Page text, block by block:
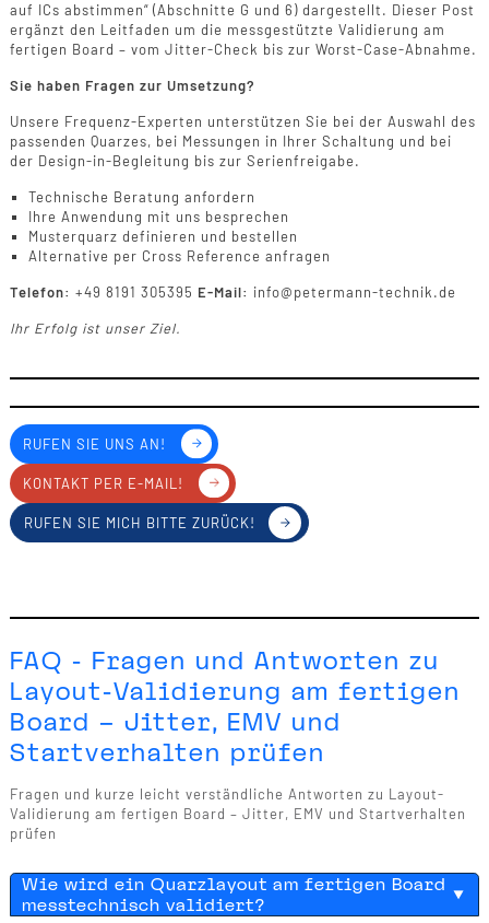
auf ICs abstimmen“ (Abschnitte G und 6) dargestellt. Dieser Post
ergänzt den Leitfaden um die messgestützte Validierung am
fertigen Board – vom Jitter-Check bis zur Worst-Case-Abnahme.
Sie haben Fragen zur Umsetzung?
Unsere Frequenz-Experten unterstützen Sie bei der Auswahl des
passenden Quarzes, bei Messungen in Ihrer Schaltung und bei
der Design-in-Begleitung bis zur Serienfreigabe.
Technische Beratung anfordern
Ihre Anwendung mit uns besprechen
Musterquarz definieren und bestellen
Alternative per Cross Reference anfragen
Telefon: +49 8191 305395 E-Mail: info@petermann-technik.de
Ihr Erfolg ist unser Ziel.
RUFEN SIE UNS AN!
KONTAKT PER E-MAIL!
RUFEN SIE MICH BITTE ZURÜCK!
FAQ - Fragen und Antworten zu
Layout-Validierung am fertigen
Board – Jitter, EMV und
Startverhalten prüfen
Fragen und kurze leicht verständliche Antworten zu Layout-
Validierung am fertigen Board – Jitter, EMV und Startverhalten
prüfen
Wie wird ein Quarzlayout am fertigen Board
messtechnisch validiert?